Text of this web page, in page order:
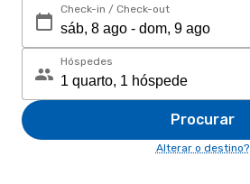
Check-in / Check-out
Hóspedes
Procurar
Alterar o destino?